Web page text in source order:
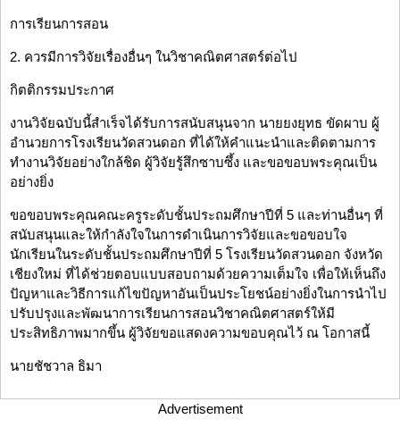
การเรียนการสอน
2. ควรมีการวิจัยเรื่องอื่นๆ ในวิชาคณิตศาสตร์ต่อไป
กิตติกรรมประกาศ
งานวิจัยฉบับนี้สำเร็จได้รับการสนับสนุนจาก นายยงยุทธ ขัดผาบ ผู้
อำนวยการโรงเรียนวัดสวนดอก ที่ได้ให้คำแนะนำและติดตามการ
ทำงานวิจัยอย่างใกล้ชิด ผู้วิจัยรู้สึกซาบซึ้ง และขอขอบพระคุณเป็น
อย่างยิ่ง
ขอขอบพระคุณคณะครูระดับชั้นประถมศึกษาปีที่ 5 และท่านอื่นๆ ที่
สนับสนุนและให้กำลังใจในการดำเนินการวิจัยและขอขอบใจ
นักเรียนในระดับชั้นประถมศึกษาปีที่ 5 โรงเรียนวัดสวนดอก จังหวัด
เชียงใหม่ ที่ได้ช่วยตอบแบบสอบถามด้วยความเต็มใจ เพื่อให้เห็นถึง
ปัญหาและวิธีการแก้ไขปัญหาอันเป็นประโยชน์อย่างยิ่งในการนำไป
ปรับปรุงและพัฒนาการเรียนการสอนวิชาคณิตศาสตร์ให้มี
ประสิทธิภาพมากขึ้น ผู้วิจัยขอแสดงความขอบคุณไว้ ณ โอกาสนี้
นายชัชวาล ธิมา
Advertisement